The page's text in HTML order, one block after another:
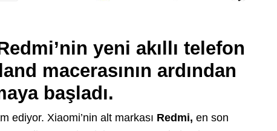
yeni akıllı telefon
macerasının ardından
başladı.
ediyor. Xiaomi’nin alt markası Redmi, en son